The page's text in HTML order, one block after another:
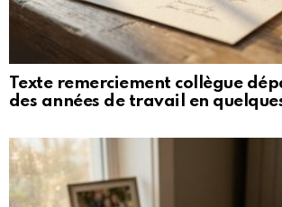
Texte remerciement collègue
des années de travail en